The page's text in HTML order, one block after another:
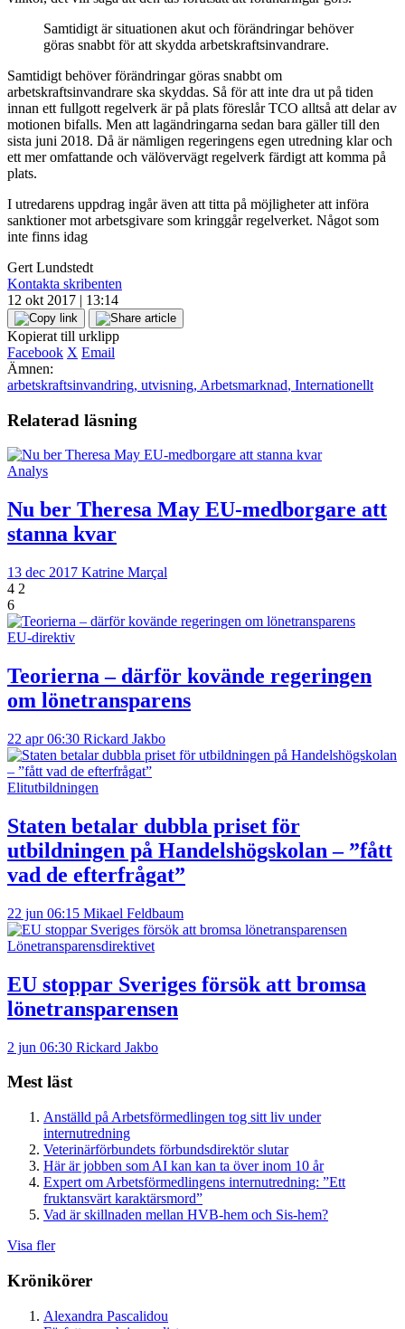
Samtidigt är situationen akut och förändringar behöver
göras snabbt för att skydda arbetskraftsinvandrare.
Samtidigt behöver förändringar göras snabbt om
arbetskraftsinvandrare ska skyddas. Så för att inte dra ut på tiden
innan ett fullgott regelverk är på plats föreslår TCO alltså att delar av
motionen bifalls. Men att lagändringarna sedan bara gäller till den
sista juni 2018. Då är nämligen regeringens egen utredning klar och
ett mer omfattande och välövervägt regelverk färdigt att komma på
plats.
I utredarens uppdrag ingår även att titta på möjligheter att införa
sanktioner mot arbetsgivare som kringgår regelverket. Något som
inte finns idag
Gert Lundstedt
Kontakta skribenten
12 okt 2017 | 13:14
Kopierat till urklipp
Facebook X Email
Ämnen:
arbetskraftsinvandring, utvisning, Arbetsmarknad, Internationellt
Relaterad läsning
Analys
Nu ber Theresa May EU-medborgare att
stanna kvar
13 dec 2017 Katrine Marçal
4 2
6
EU-direktiv
Teorierna – därför kovände regeringen
om lönetransparens
22 apr 06:30 Rickard Jakbo
Elitutbildningen
Staten betalar dubbla priset för
utbildningen på Handelshögskolan – ”fått
vad de efterfrågat”
22 jun 06:15 Mikael Feldbaum
Lönetransparensdirektivet
EU stoppar Sveriges försök att bromsa
lönetransparensen
2 jun 06:30 Rickard Jakbo
Mest läst
Anställd på Arbetsförmedlingen tog sitt liv under
internutredning
Veterinärförbundets förbundsdirektör slutar
Här är jobben som AI kan kan ta över inom 10 år
Expert om Arbetsförmedlingens internutredning: ”Ett
fruktansvärt karaktärsmord”
Vad är skillnaden mellan HVB-hem och Sis-hem?
Visa fler
Krönikörer
Alexandra Pascalidou